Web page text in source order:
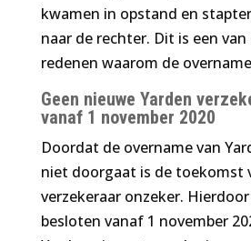
kwamen in opstand en
naar de rechter. Dit is een
redenen waarom de
Geen nieuwe Yarden
vanaf 1 november 2020
Doordat de overname van
niet doorgaat is de toekomst
verzekeraar onzeker.
besloten vanaf 1 november